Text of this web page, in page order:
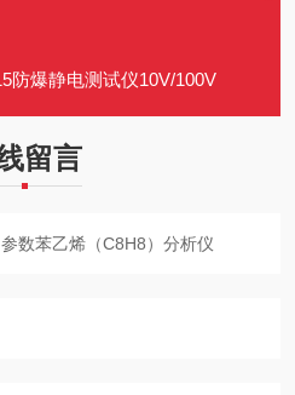
防爆静电测试仪10V/100V
留言